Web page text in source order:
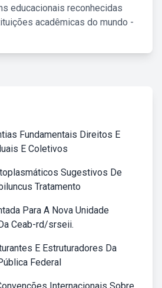
educacionais reconhecidas
acadêmicas do mundo -
Fundamentais Direitos E
E Coletivos
Sugestivos De
Tratamento
Para A Nova Unidade
Ceab-rd/srseii.
E Estruturadores Da
Federal